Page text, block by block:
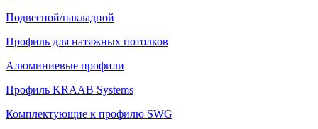
Подвесной/накладной
Профиль для натяжных потолков
Алюминиевые профили
Профиль KRAAB Systems
Комплектующие к профилю SWG